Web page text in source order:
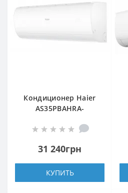
Кондиционер Haier
AS35PBAHRA-
31 240грн
КУПИТЬ